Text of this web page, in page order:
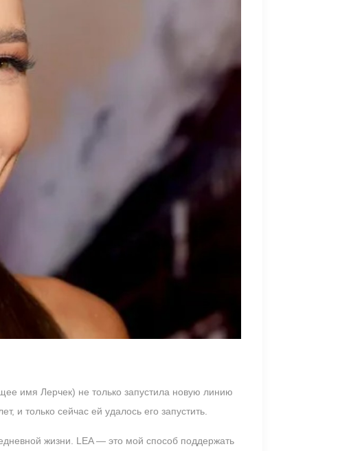
имя Лерчек) не только запустила новую линию
и только сейчас ей удалось его запустить.
жизни. LEA — это мой способ поддержать